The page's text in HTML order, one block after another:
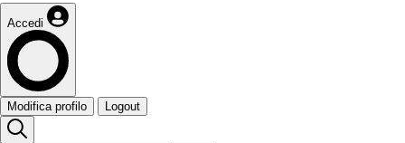
Accedi
Modifica profilo Logout